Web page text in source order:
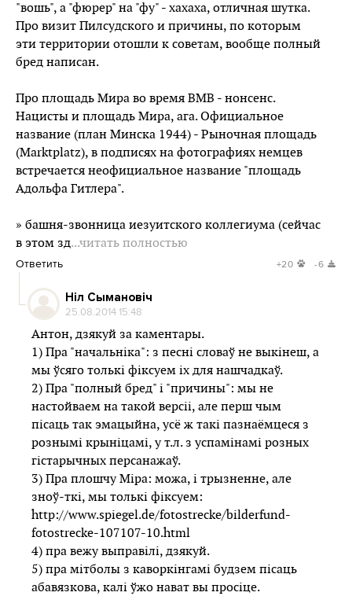
"вошь", а "фюрер" на "фу" - хахаха, отличная шутка.
Про визит Пилсудского и причины, по которым
эти территории отошли к советам, вообще полный
бред написан.
Про площадь Мира во время ВМВ - нонсенс.
Нацисты и площадь Мира, ага. Официальное
название (план Минска 1944) - Рыночная площадь
(Marktplatz), в подписях на фотографиях немцев
встречается неофициальное название "площадь
Адольфа Гитлера".
» башня-звонница иезуитского коллегиума (сейчас
в этом зд...читать полностью
Ответить +20 -6
Ніл Сымановіч
25.08.2014 15:48
Антон, дзякуй за каментары.
1) Пра "начальніка": з песні словаў не выкінеш, а
мы ўсяго толькі фіксуем іх для нашчадкаў.
2) Пра "полный бред" і "причины": мы не
настойваем на такой версіі, але перш чым
пісаць так эмацыйна, усё ж такі пазнаёмцеся з
рознымі крыніцамі, у т.л. з успамінамі розных
гістарычных персанажаў.
3) Пра плошчу Міра: можа, і трызненне, але
зноў-ткі, мы толькі фіксуем:
http://www.spiegel.de/fotostrecke/bilderfund-
fotostrecke-107107-10.html
4) пра вежу выправілі, дзякуй.
5) пра мітболы з каворкінгамі будзем пісаць
абавязкова, калі ўжо нават вы просіце.